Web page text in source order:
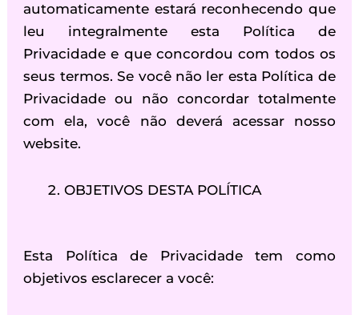
automaticamente estará reconhecendo que
leu integralmente esta Política de
Privacidade e que concordou com todos os
seus termos. Se você não ler esta Política de
Privacidade ou não concordar totalmente
com ela, você não deverá acessar nosso
website.
OBJETIVOS DESTA POLÍTICA
Esta Política de Privacidade tem como
objetivos esclarecer a você: